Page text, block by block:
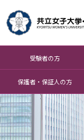
受験者の方
保護者・保証人の方